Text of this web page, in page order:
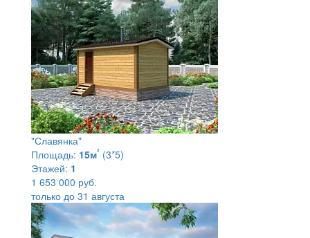
"Славянка"
Площадь: 15м² (3*5)
Этажей: 1
1 653 000 руб.
только до 31 августа